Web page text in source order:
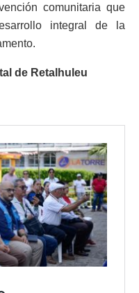
comunitaria que
integral de la
de Retalhuleu